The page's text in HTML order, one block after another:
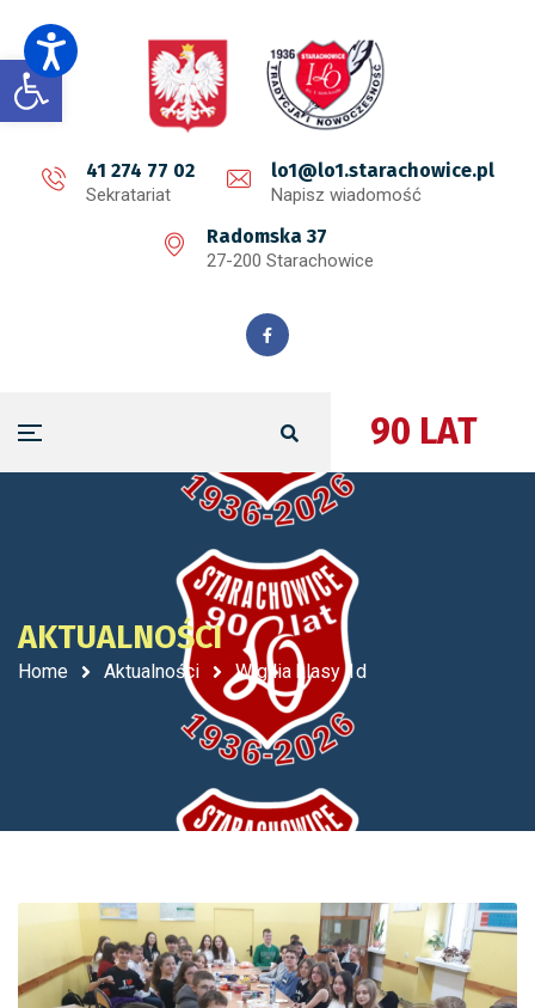
Open toolbar
41 274 77 02
Sekratariat
lo1@lo1.starachowice.pl
Napisz wiadomość
Radomska 37
27-200 Starachowice
90 LAT
AKTUALNOŚCI
Home Aktualności Wigilia klasy 1d